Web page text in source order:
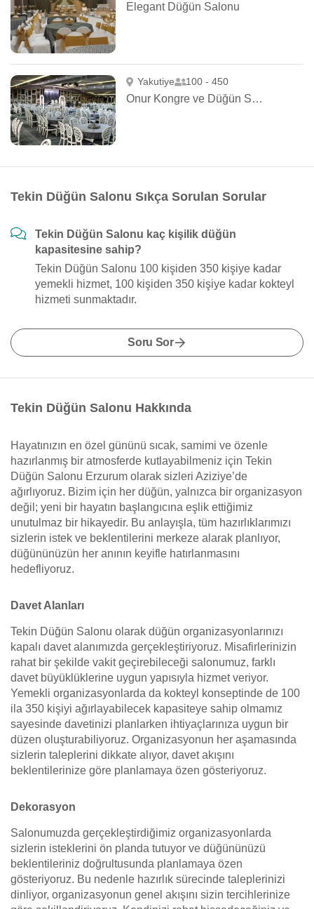
Elegant Düğün Salonu
Yakutiye 100 - 450
Onur Kongre ve Düğün Salonu
Tekin Düğün Salonu Sıkça Sorulan Sorular
Tekin Düğün Salonu kaç kişilik düğün
kapasitesine sahip?
Tekin Düğün Salonu 100 kişiden 350 kişiye kadar
yemekli hizmet, 100 kişiden 350 kişiye kadar kokteyl
hizmeti sunmaktadır.
Soru Sor
Tekin Düğün Salonu Hakkında
Hayatınızın en özel gününü sıcak, samimi ve özenle
hazırlanmış bir atmosferde kutlayabilmeniz için Tekin
Düğün Salonu Erzurum olarak sizleri Aziziye’de
ağırlıyoruz. Bizim için her düğün, yalnızca bir organizasyon
değil; yeni bir hayatın başlangıcına eşlik ettiğimiz
unutulmaz bir hikayedir. Bu anlayışla, tüm hazırlıklarımızı
sizlerin istek ve beklentilerini merkeze alarak planlıyor,
düğününüzün her anının keyifle hatırlanmasını
hedefliyoruz.
Davet Alanları
Tekin Düğün Salonu olarak düğün organizasyonlarınızı
kapalı davet alanımızda gerçekleştiriyoruz. Misafirlerinizin
rahat bir şekilde vakit geçirebileceği salonumuz, farklı
davet büyüklüklerine uygun yapısıyla hizmet veriyor.
Yemekli organizasyonlarda da kokteyl konseptinde de 100
ila 350 kişiyi ağırlayabilecek kapasiteye sahip olmamız
sayesinde davetinizi planlarken ihtiyaçlarınıza uygun bir
düzen oluşturabiliyoruz. Organizasyonun her aşamasında
sizlerin taleplerini dikkate alıyor, davet akışını
beklentilerinize göre planlamaya özen gösteriyoruz.
Dekorasyon
Salonumuzda gerçekleştirdiğimiz organizasyonlarda
sizlerin isteklerini ön planda tutuyor ve düğününüzü
beklentileriniz doğrultusunda planlamaya özen
gösteriyoruz. Bu nedenle hazırlık sürecinde taleplerinizi
dinliyor, organizasyonun genel akışını sizin tercihlerinize